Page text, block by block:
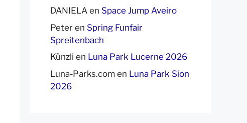
DANIELA en Space Jump Aveiro
Peter en Spring Funfair
Spreitenbach
Künzli en Luna Park Lucerne 2026
Luna-Parks.com en Luna Park Sion
2026